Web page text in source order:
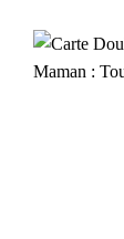
choisies
la